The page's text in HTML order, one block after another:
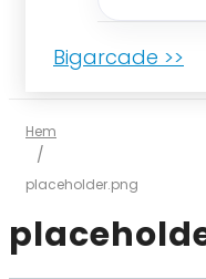
Bigarcade >>
Hem
/
placeholder.png